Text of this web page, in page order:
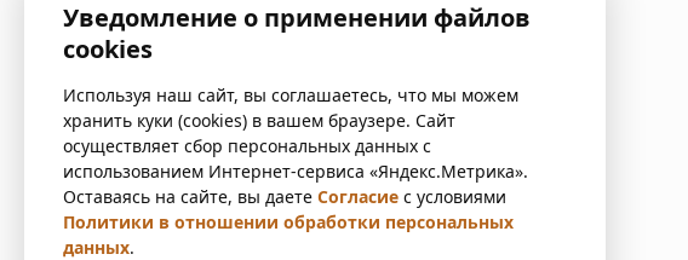
Уведомление о применении файлов
cookies
Используя наш сайт, вы соглашаетесь, что мы можем
хранить куки (cookies) в вашем браузере. Сайт
осуществляет сбор персональных данных с
использованием Интернет-сервиса «Яндекс.Метрика».
Оставаясь на сайте, вы даете Согласие с условиями
Политики в отношении обработки персональных
данных.